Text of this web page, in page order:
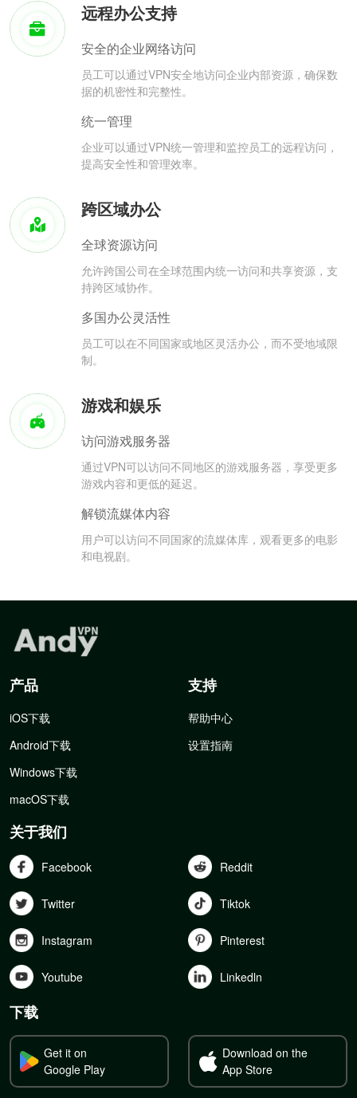
远程办公支持
安全的企业网络访问
员工可以通过VPN安全地访问企业内部资源，确保数
据的机密性和完整性。
统一管理
企业可以通过VPN统一管理和监控员工的远程访问，
提高安全性和管理效率。
跨区域办公
全球资源访问
允许跨国公司在全球范围内统一访问和共享资源，支
持跨区域协作。
多国办公灵活性
员工可以在不同国家或地区灵活办公，而不受地域限
制。
游戏和娱乐
访问游戏服务器
通过VPN可以访问不同地区的游戏服务器，享受更多
游戏内容和更低的延迟。
解锁流媒体内容
用户可以访问不同国家的流媒体库，观看更多的电影
和电视剧。
产品
iOS下载
Android下载
Windows下载
macOS下载
支持
帮助中心
设置指南
关于我们
Facebook Reddit
Twitter Tiktok
Instagram Pinterest
Youtube Linkedln
下载
Get it on
Google Play
Download on the
App Store